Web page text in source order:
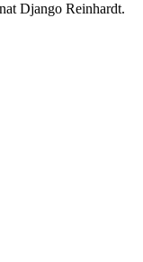
Django Reinhardt.